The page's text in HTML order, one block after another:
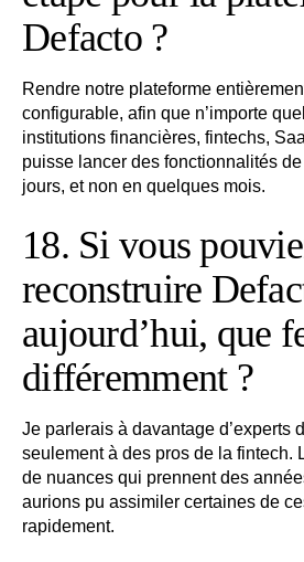
Defacto ?
Rendre notre plateforme
configurable, afin que n’importe
institutions financières, fintechs,
puisse lancer des fonctionnalités
jours, et non en quelques mois.
18. Si vous
reconstruire
aujourd’hui, que
différemment ?
Je parlerais à davantage d’experts
seulement à des pros de la fintech.
de nuances qui prennent des
aurions pu assimiler certaines de
rapidement.